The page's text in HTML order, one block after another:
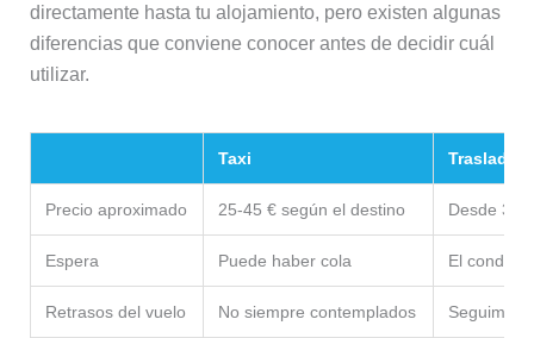
directamente hasta tu alojamiento, pero existen algunas
diferencias que conviene conocer antes de decidir cuál
utilizar.
Taxi Traslado
Precio aproximado 25-45 € según el destino Desde 35
Espera Puede haber cola El
Retrasos del vuelo No siempre contemplados